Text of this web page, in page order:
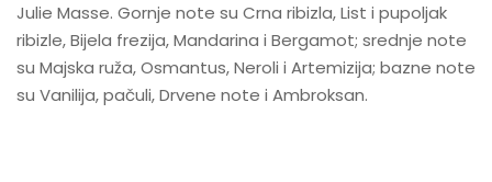
Julie Masse. Gornje note su Crna ribizla, List i pupoljak
ribizle, Bijela frezija, Mandarina i Bergamot; srednje note
su Majska ruža, Osmantus, Neroli i Artemizija; bazne note
su Vanilija, pačuli, Drvene note i Ambroksan.